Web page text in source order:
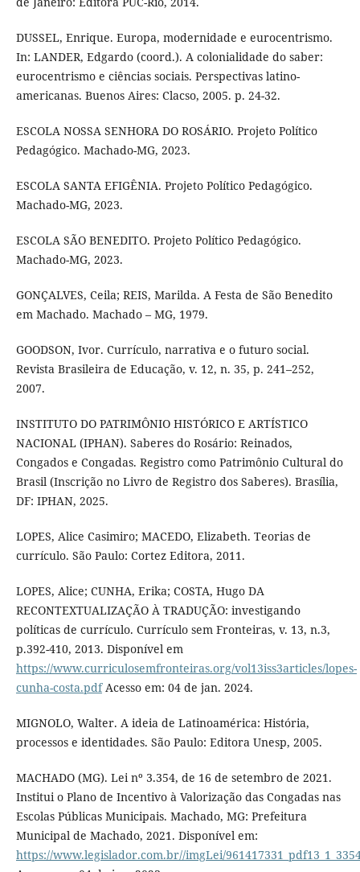
DUSSEL, Enrique. Europa, modernidade e eurocentrismo.
In: LANDER, Edgardo (coord.). A colonialidade do saber:
eurocentrismo e ciências sociais. Perspectivas latino-
americanas. Buenos Aires: Clacso, 2005. p. 24-32.
ESCOLA NOSSA SENHORA DO ROSÁRIO. Projeto Político
Pedagógico. Machado-MG, 2023.
ESCOLA SANTA EFIGÊNIA. Projeto Político Pedagógico.
Machado-MG, 2023.
ESCOLA SÃO BENEDITO. Projeto Político Pedagógico.
Machado-MG, 2023.
GONÇALVES, Ceila; REIS, Marilda. A Festa de São Benedito
em Machado. Machado – MG, 1979.
GOODSON, Ivor. Currículo, narrativa e o futuro social.
Revista Brasileira de Educação, v. 12, n. 35, p. 241–252,
2007.
INSTITUTO DO PATRIMÔNIO HISTÓRICO E ARTÍSTICO
NACIONAL (IPHAN). Saberes do Rosário: Reinados,
Congados e Congadas. Registro como Patrimônio Cultural do
Brasil (Inscrição no Livro de Registro dos Saberes). Brasília,
DF: IPHAN, 2025.
LOPES, Alice Casimiro; MACEDO, Elizabeth. Teorias de
currículo. São Paulo: Cortez Editora, 2011.
LOPES, Alice; CUNHA, Erika; COSTA, Hugo DA
RECONTEXTUALIZAÇÃO À TRADUÇÃO: investigando
políticas de currículo. Currículo sem Fronteiras, v. 13, n.3,
p.392-410, 2013. Disponível em
https://www.curriculosemfronteiras.org/vol13iss3articles/lopes-
cunha-costa.pdfAcesso em: 04 de jan. 2024.
MIGNOLO, Walter. A ideia de Latinoamérica: História,
processos e identidades. São Paulo: Editora Unesp, 2005.
MACHADO (MG). Lei nº 3.354, de 16 de setembro de 2021.
Institui o Plano de Incentivo à Valorização das Congadas nas
Escolas Públicas Municipais. Machado, MG: Prefeitura
Municipal de Machado, 2021. Disponível em:
https://www.legislador.com.br//imgLei/